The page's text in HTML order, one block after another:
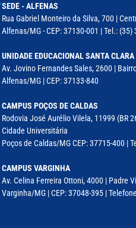
SEDE - ALFENAS
Rua Gabriel Monteiro da Silva, 700 |
Alfenas/MG - CEP: 37130-001 | Tel.: (35)
UNIDADE EDUCACIONAL SANTA
Av. Jovino Fernandes Sales, 2600 |
Alfenas/MG | CEP: 37133-840
CAMPUS POÇOS DE CALDAS
Rodovia José Aurélio Vilela, 11999 (BR
Cidade Universitária
Poços de Caldas/MG CEP: 37715-400 |
CAMPUS VARGINHA
Av. Celina Ferreira Ottoni, 4000 | Padre
Varginha/MG | CEP: 37048-395 |